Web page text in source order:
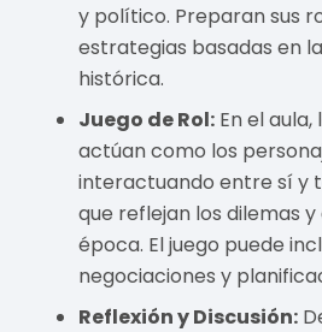
y político. Preparan sus
estrategias basadas en
histórica.
Juego de Rol: En el
actúan como los
interactuando entre sí y
que reflejan los dilemas
época. El juego puede
negociaciones y
Reflexión y Discusión: